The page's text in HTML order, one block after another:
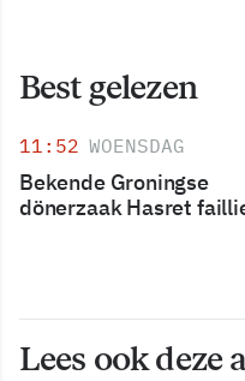
Best gelezen
11:52 WOENSDAG
Bekende Groningse
dönerzaak Hasret
Lees ook deze